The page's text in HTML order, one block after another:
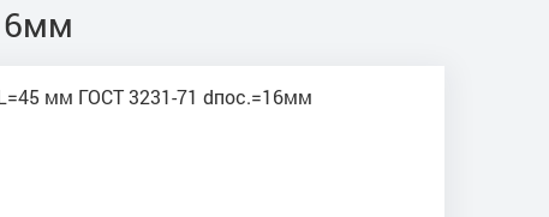
мм ГОСТ 3231-71 dпос.=16мм